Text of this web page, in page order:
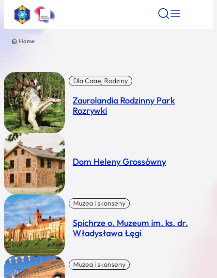
Nazwa atrakcji
Miasto
Kategoria
Home
Dla Caaej Rodziny
Zaurolandia Rodzinny Park
Rozrywki
Dom Heleny Grossówny
Muzea i skanseny
Spichrze o. Muzeum im. ks. dr.
Władysława Łęgi
Muzea i skanseny